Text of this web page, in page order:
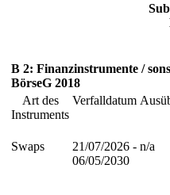
B 2: Finanzinstrumente /
BörseG 2018
Art des
Instruments
Verfalldatum
Swaps
21/07/2026 -
06/05/2030
n/a